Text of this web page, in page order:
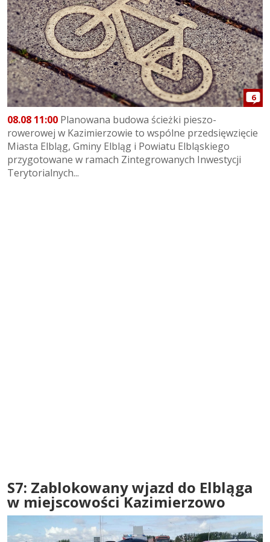
6
08.08 11:00 Planowana budowa ścieżki pieszo-
rowerowej w Kazimierzowie to wspólne przedsięwzięcie
Miasta Elbląg, Gminy Elbląg i Powiatu Elbląskiego
przygotowane w ramach Zintegrowanych Inwestycji
Terytorialnych...
S7: Zablokowany wjazd do Elbląga
w miejscowości Kazimierzowo